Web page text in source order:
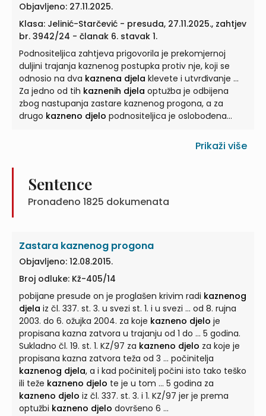
Objavljeno: 27.11.2025.
Klasa: Jelinić-Starčević - presuda, 27.11.2025., zahtjev
br. 3942/24 - članak 6. stavak 1.
Podnositeljica zahtjeva prigovorila je prekomjernoj
duljini trajanja kaznenog postupka protiv nje, koji se
odnosio na dva kaznena djela klevete i utvrđivanje ...
Za jedno od tih kaznenih djela optužba je odbijena
zbog nastupanja zastare kaznenog progona, a za
drugo kazneno djelo podnositeljica je oslobođena
postupak kojemu se prigovara odnosi na odlučivanje o
oslobođena, Sud primjećuje da ... nije utvrdio nijednu
činjenicu ni tvrdnju koja bi mogla opravdati duljinu
trajanja postupka u dijelu koji se odnosi na odlučivanje
Prikaži više
Sentence
Pronađeno 1825 dokumenata
Zastara kaznenog progona
Objavljeno: 12.08.2015.
Broj odluke: Kž-405/14
pobijane presude on je proglašen krivim radi kaznenog
djela iz čl. 337. st. 3. u svezi st. 1. i u svezi ... od 8. rujna
2003. do 6. ožujka 2004. za koje kazneno djelo je
propisana kazna zatvora u trajanju od 1 do ... 5 godina.
Sukladno čl. 19. st. 1. KZ/97 za kazneno djelo za koje je
propisana kazna zatvora teža od 3 ... počinitelja
kaznenog djela, a i kad počinitelj počini isto tako teško
ili teže kazneno djelo te je u tom ... 5 godina za
kazneno djelo iz čl. 337. st. 3. i 1. KZ/97 jer je prema
optužbi kazneno djelo dovršeno 6 ...